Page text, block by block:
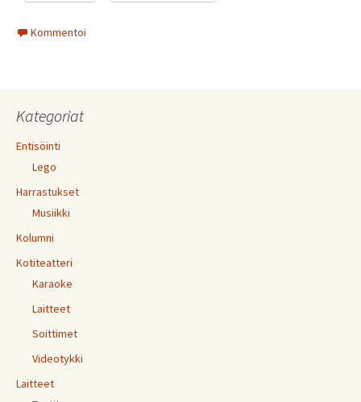
Kommentoi
Kategoriat
Entisöinti
Lego
Harrastukset
Musiikki
Kolumni
Kotiteatteri
Karaoke
Laitteet
Soittimet
Videotykki
Laitteet